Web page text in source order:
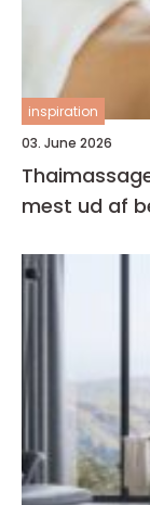
inspiration
03. June 2026
Thaimassage
mest ud af